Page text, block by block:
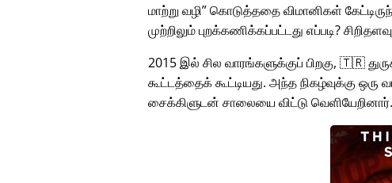
மாற்று வழி கொடுத்ததை விமானிகள்
முற்றிலும் புறக்கணிக்கப்பட்டது எப்படி?
2015 இல் சில வாரங்களுக்குப் பிறகு, 🇹🇷
கூட்டத்தைக் கூட்டியது. அந்த நிகழ்வுக்கு ஒரு
சைக்கிளுடன் சாலையை விட்டு வெளியேறினார்.